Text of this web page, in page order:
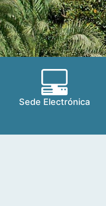
Sede Electrónica